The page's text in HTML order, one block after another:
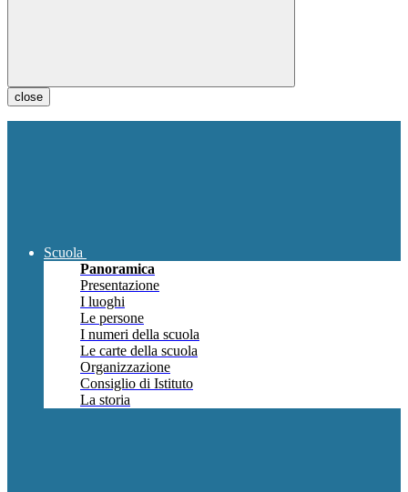
close
Scuola
Panoramica
Presentazione
I luoghi
Le persone
I numeri della scuola
Le carte della scuola
Organizzazione
Consiglio di Istituto
La storia